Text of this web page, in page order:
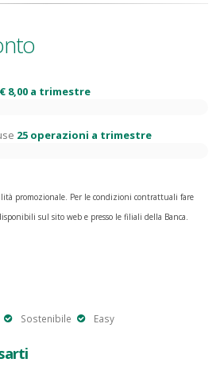
€ 8,00 a trimestre
25 operazioni a trimestre
promozionale. Per le condizioni contrattuali fare
sul sito web e presso le filiali della Banca.
Sostenibile Easy